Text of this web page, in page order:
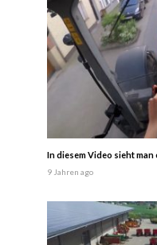
In diesem Video sieht
9 Jahren ago